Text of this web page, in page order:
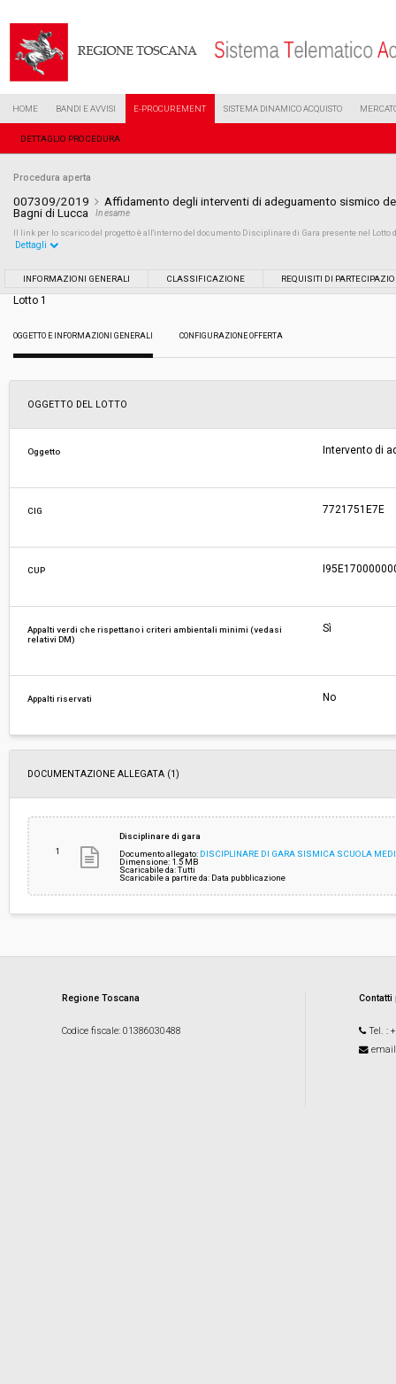
HOME BANDI E AVVISI E-PROCUREMENT SISTEMA DINAMICO ACQUISTO
DETTAGLIO PROCEDURA
Procedura aperta
007309/2019
Affidamento degli interventi di adeguamento sismico
Bagni di Lucca
In esame
Il link per lo scarico del progetto è all'interno del documento Disciplinare di Gara presente nel Lotto
Tipo di contratto:
Data pubblicazione:
Svolgimento:
Responsabile attuale:
UNIONE DEI COMUNI MEDIA VALLE DEL
Dettagli
INFORMAZIONI GENERALI CLASSIFICAZIONE REQUISITI DI
Lotto 1
OGGETTO E INFORMAZIONI GENERALI CONFIGURAZIONE OFFERTA
OGGETTO DEL LOTTO
Oggetto Intervento di
CIG 7721751E7E
CUP
Appalti verdi che rispettano i criteri ambientali minimi (vedasi
relativi DM)
Sì
Appalti riservati No
DOCUMENTAZIONE ALLEGATA (1)
1
Disciplinare di gara
Documento allegato: DISCIPLINARE DI GARA SISMICA SCUOLA
Dimensione: 1.5 MB
Scaricabile da: Tutti
Scaricabile a partire da: Data pubblicazione
Regione Toscana
Codice fiscale: 01386030488 Tel. :
email